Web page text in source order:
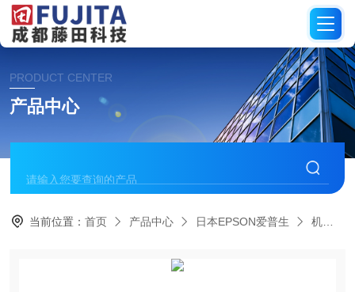
PRODUCT CENTER
产品中心
当前位置：首页 产品中心 日本EPSON爱普生 机械臂